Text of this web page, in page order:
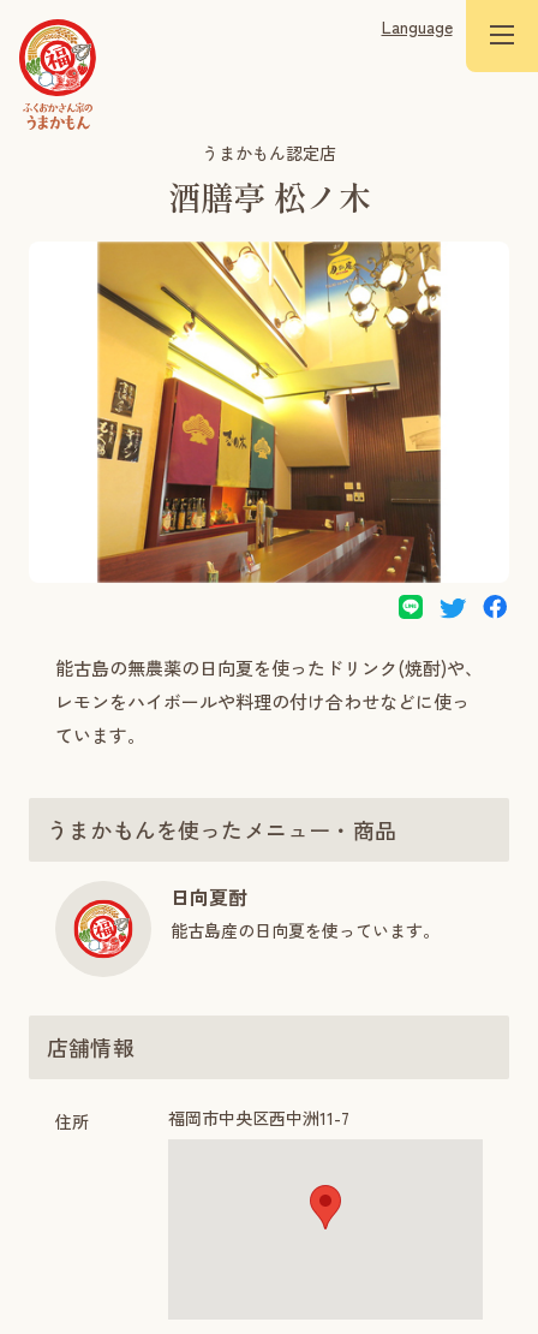
Language
うまかもん認定店
酒膳亭 松ノ木
能古島の無農薬の日向夏を使ったドリンク(焼酎)や、
レモンをハイボールや料理の付け合わせなどに使っ
ています。
うまかもんを使ったメニュー・商品
日向夏酎
能古島産の日向夏を使っています。
店舗情報
住所 福岡市中央区西中洲11-7